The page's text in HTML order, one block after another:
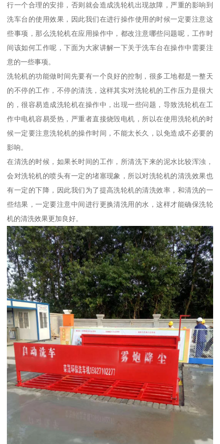
行一个合理的安排，否则就会造成洗轮机出现故障，严重的影响到
洗车台的使用效果，因此我们在进行操作使用的时候一定要注意这
些事项，那么洗轮机在应用操作中，都改注意哪些问题呢，工作时
间该如何工作呢，下面为大家讲解一下关于洗车台在操作中需要注
意的一些事项。
洗轮机的功能做时间先要有一个良好的控制，很多工地都是一整天
的不停的工作，不停的清洗，这样其实对洗轮机的工作压力是很大
的，很容易造成洗轮机在操作中，出现一些问题，导致洗轮机在工
作中电机容易受热，严重者直接烧毁电机，所以在使用洗轮机的时
候一定要注意洗轮机的操作时间，不能太长久，以免造成不必要的
影响。
在清洗的时候，如果长时间的工作，所清洗下来的泥水比较浑浊，
会对洗轮机的喷头有一定的堵塞现象，所以对洗轮机的清洗效果也
有一定的下降，因此我们为了提高洗轮机的清洗效率，和清洗的一
些结果，一定要注意中间进行更换清洗用的水，这样才能确保洗轮
机的清洗效果更加良好。